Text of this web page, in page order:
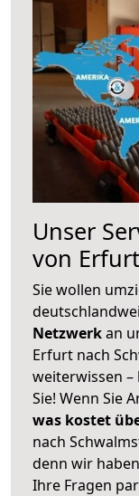
Unser
von
Sie wollen
Netzwerkan
Erfurt nach
weiterwissen
Sie! Wenn Sie
was kostet
nach
denn wir
Ihre Fragen